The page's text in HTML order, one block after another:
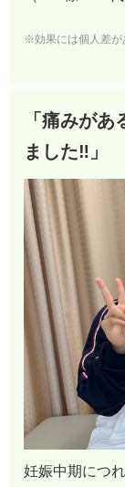
※効果には個人差が
「痛みが
ました‼︎」
妊娠中期につ